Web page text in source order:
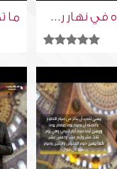
من زال عذره في نهار رمضان | أحكام رمضان | إسلام ويب | للصم بلغة الإشارة